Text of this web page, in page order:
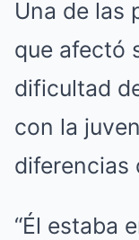
Una de las
que afectó
dificultad
con la
diferencias
“Él estaba